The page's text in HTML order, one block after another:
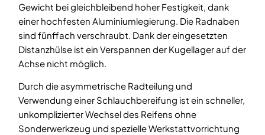
Gewicht bei gleichbleibend hoher Festigkeit, dank
einer hochfesten Aluminiumlegierung. Die Radnaben
sind fünffach verschraubt. Dank der eingesetzten
Distanzhülse ist ein Verspannen der Kugellager auf der
Achse nicht möglich.
Durch die asymmetrische Radteilung und
Verwendung einer Schlauchbereifung ist ein schneller,
unkomplizierter Wechsel des Reifens ohne
Sonderwerkzeug und spezielle Werkstattvorrichtung